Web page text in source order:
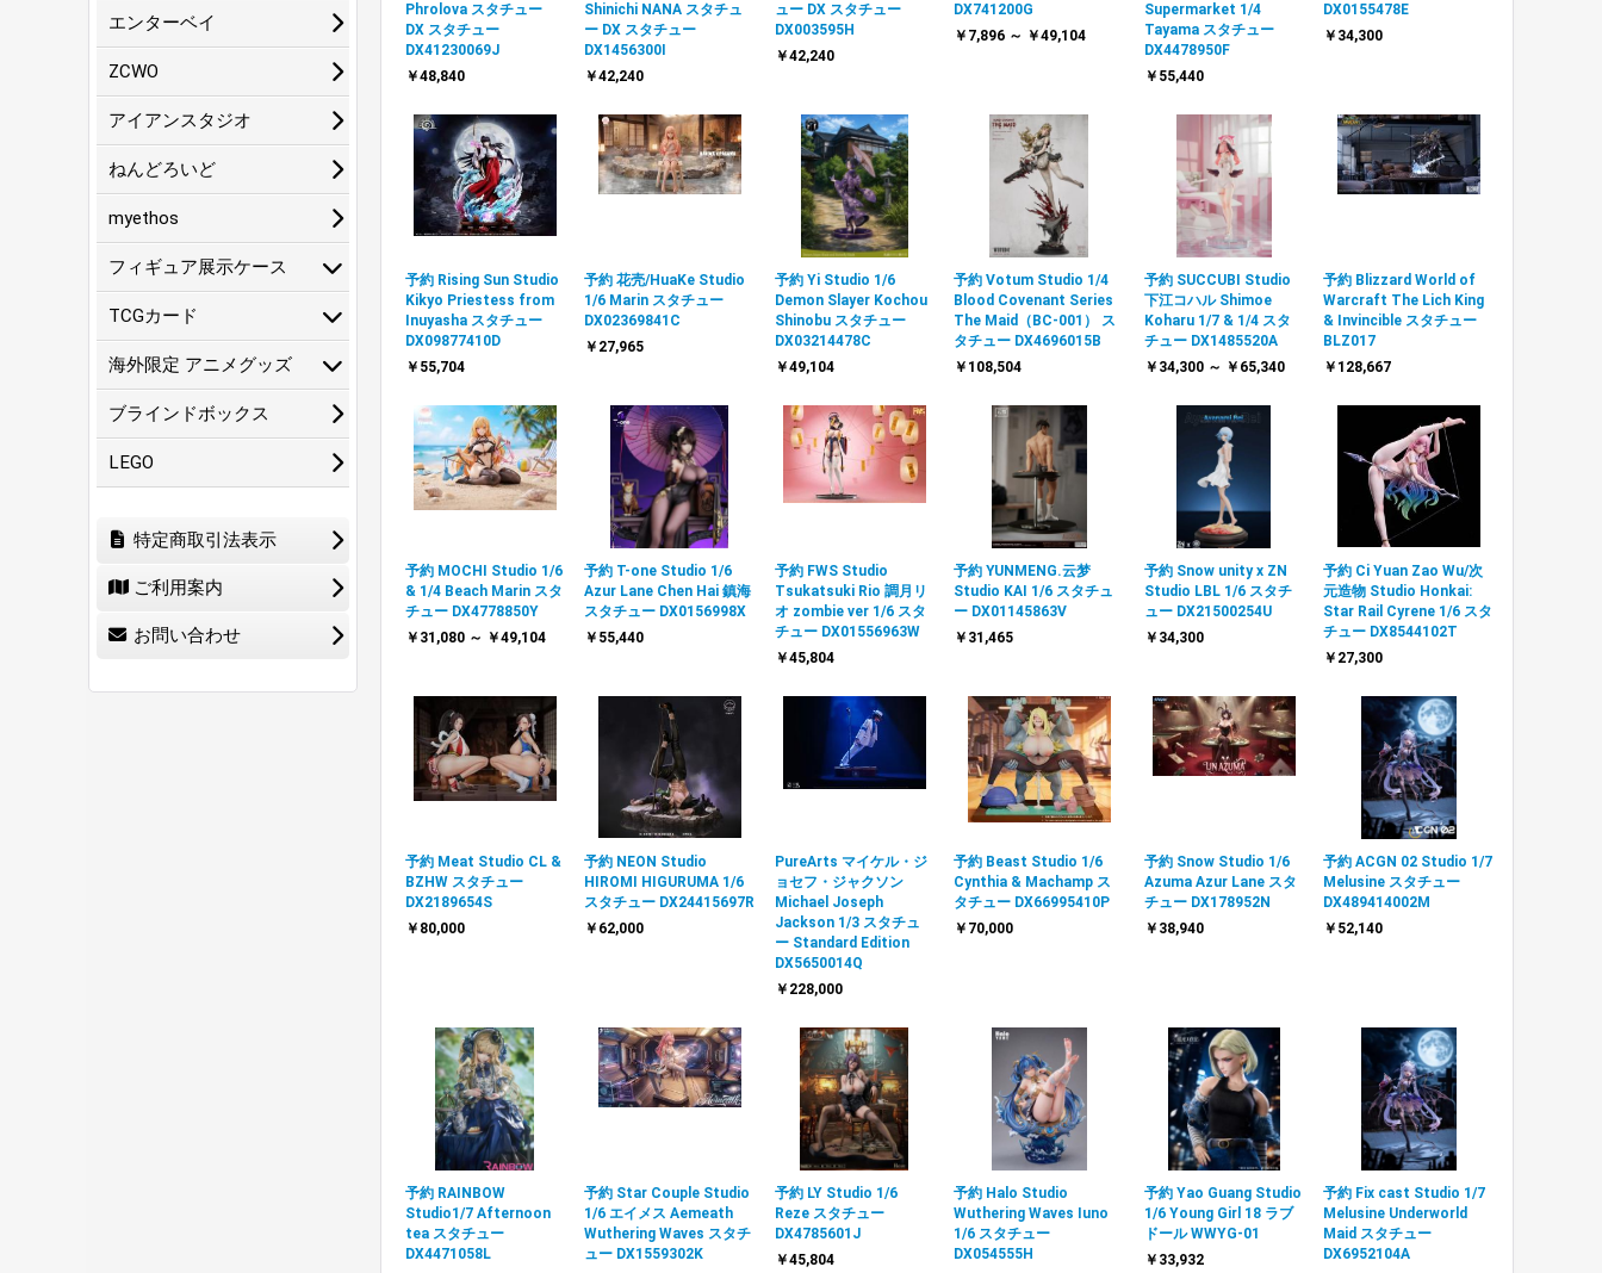
エンターベイ
ZCWO
アイアンスタジオ
ねんどろいど
myethos
フィギュア展示ケース
TCGカード
海外限定 アニメグッズ
ブラインドボックス
LEGO
特定商取引法表示
ご利用案内
お問い合わせ
Phrolova スタチュー
DX スタチュー
DX41230069J
￥48,840
Shinichi NANA スタチュ
ー DX スタチュー
DX1456300I
￥42,240
ュー DX スタチュー
DX003595H
￥42,240
DX741200G
￥7,896 ～ ￥49,104
Supermarket 1/4
Tayama スタチュー
DX4478950F
￥55,440
DX0155478E
￥34,300
予約 Rising Sun Studio
Kikyo Priestess from
Inuyasha スタチュー
DX09877410D
￥55,704
予約 花壳/HuaKe Studio
1/6 Marin スタチュー
DX02369841C
￥27,965
予約 Yi Studio 1/6
Demon Slayer Kochou
Shinobu スタチュー
DX03214478C
￥49,104
予約 Votum Studio 1/4
Blood Covenant Series
The Maid（BC-001） ス
タチュー DX4696015B
￥108,504
予約 SUCCUBI Studio
下江コハル Shimoe
Koharu 1/7 & 1/4 スタ
チュー DX1485520A
￥34,300 ～ ￥65,340
予約 Blizzard World of
Warcraft The Lich King
& Invincible スタチュー
BLZ017
￥128,667
予約 MOCHI Studio 1/6
& 1/4 Beach Marin スタ
チュー DX4778850Y
￥31,080 ～ ￥49,104
予約 T-one Studio 1/6
Azur Lane Chen Hai 鎮海
スタチュー DX0156998X
￥55,440
予約 FWS Studio
Tsukatsuki Rio 調月リ
オ zombie ver 1/6 スタ
チュー DX01556963W
￥45,804
予約 YUNMENG.云梦
Studio KAI 1/6 スタチュ
ー DX01145863V
￥31,465
予約 Snow unity x ZN
Studio LBL 1/6 スタチ
ュー DX21500254U
￥34,300
予約 Ci Yuan Zao Wu/次
元造物 Studio Honkai:
Star Rail Cyrene 1/6 スタ
チュー DX8544102T
￥27,300
予約 Meat Studio CL &
BZHW スタチュー
DX2189654S
￥80,000
予約 NEON Studio
HIROMI HIGURUMA 1/6
スタチュー DX24415697R
￥62,000
PureArts マイケル・ジ
ョセフ・ジャクソン
Michael Joseph
Jackson 1/3 スタチュ
ー Standard Edition
DX5650014Q
￥228,000
予約 Beast Studio 1/6
Cynthia & Machamp ス
タチュー DX66995410P
￥70,000
予約 Snow Studio 1/6
Azuma Azur Lane スタ
チュー DX178952N
￥38,940
予約 ACGN 02 Studio 1/7
Melusine スタチュー
DX489414002M
￥52,140
予約 RAINBOW
Studio1/7 Afternoon
tea スタチュー
DX4471058L
予約 Star Couple Studio
1/6 エイメス Aemeath
Wuthering Waves スタチ
ュー DX1559302K
予約 LY Studio 1/6
Reze スタチュー
DX4785601J
￥45,804
予約 Halo Studio
Wuthering Waves Iuno
1/6 スタチュー
DX054555H
予約 Yao Guang Studio
1/6 Young Girl 18 ラブ
ドール WWYG-01
￥33,932
予約 Fix cast Studio 1/7
Melusine Underworld
Maid スタチュー
DX6952104A